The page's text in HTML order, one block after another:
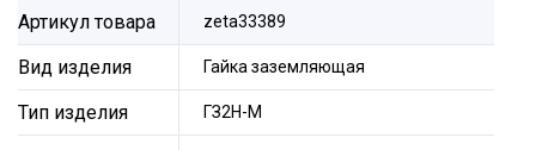
Артикул товара zeta33389
Вид изделия Гайка заземляющая
Тип изделия ГЗ2Н-М